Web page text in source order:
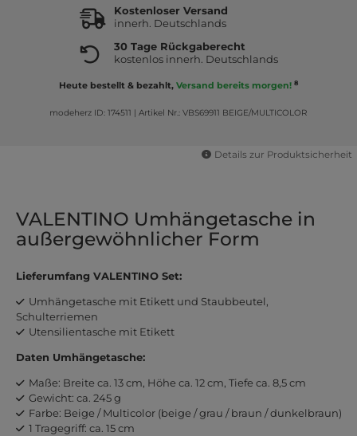
Kostenloser Versand
innerh. Deutschlands
30 Tage Rückgaberecht
kostenlos innerh. Deutschlands
Heute bestellt & bezahlt, Versand bereits morgen! 8
modeherz ID: 174511 Artikel Nr.: VBS69911 BEIGE/MULTICOLOR
Details zur Produktsicherheit
VALENTINO Umhängetasche in
außergewöhnlicher Form
Lieferumfang VALENTINO Set:
Umhängetasche mit Etikett und Staubbeutel,
Schulterriemen
Utensilientasche mit Etikett
Daten Umhängetasche:
Maße: Breite ca. 13 cm, Höhe ca. 12 cm, Tiefe ca. 8,5 cm
Gewicht: ca. 245 g
Farbe: Beige / Multicolor (beige / grau / braun / dunkelbraun)
1 Tragegriff: ca. 15 cm